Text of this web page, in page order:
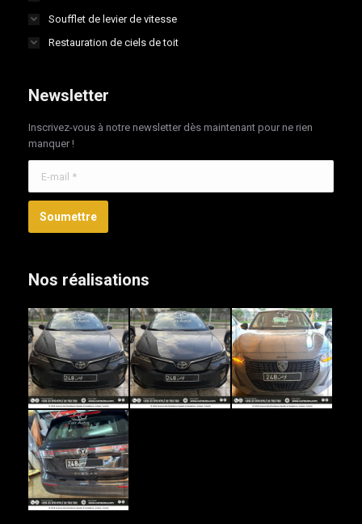
Soufflet de levier de vitesse
Restauration de ciels de toit
Newsletter
Inscrivez-vous à notre newsletter dès maintenant pour ne rien
manquer !
Soumettre
Nos réalisations